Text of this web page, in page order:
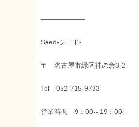
——————–
Seed-シード-
〒 名古屋市緑区神の倉3-2
Tel 052-715-9733
営業時間 9：00～19：00